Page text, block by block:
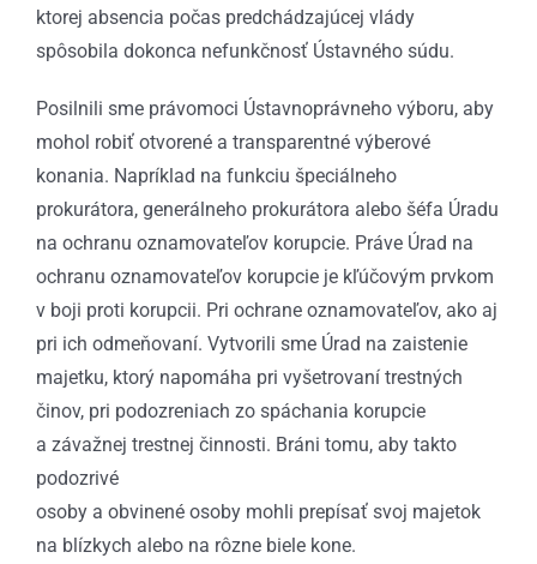
ktorej absencia počas predchádzajúcej vlády
spôsobila dokonca nefunkčnosť Ústavného súdu.
Posilnili sme právomoci Ústavnoprávneho výboru, aby
mohol robiť otvorené a transparentné výberové
konania. Napríklad na funkciu špeciálneho
prokurátora, generálneho prokurátora alebo šéfa Úradu
na ochranu oznamovateľov korupcie. Práve Úrad na
ochranu oznamovateľov korupcie je kľúčovým prvkom
v boji proti korupcii. Pri ochrane oznamovateľov, ako aj
pri ich odmeňovaní. Vytvorili sme Úrad na zaistenie
majetku, ktorý napomáha pri vyšetrovaní trestných
činov, pri podozreniach zo spáchania korupcie
a závažnej trestnej činnosti. Bráni tomu, aby takto
podozrivé
osoby a obvinené osoby mohli prepísať svoj majetok
na blízkych alebo na rôzne biele kone.